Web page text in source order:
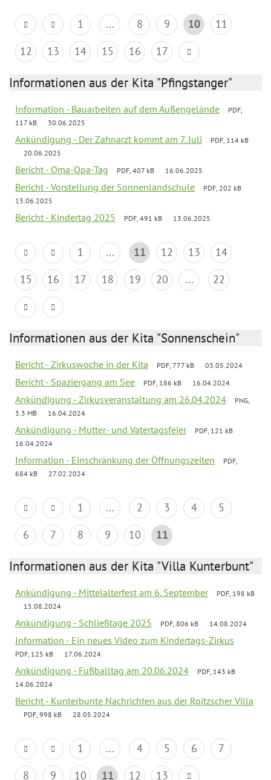
1 ... 8 9 10
11
12
13 14 15 16 17
Informationen aus der Kita "Pfingstanger"
Information - Bauarbeiten auf dem Außengelände
PDF,
117 kB
30.06.2025
Ankündigung - Der Zahnarzt kommt am 7. Juli
PDF, 114 kB
20.06.2025
Bericht - Oma-Opa-Tag PDF, 407 kB 16.06.2025
Bericht - Vorstellung der Sonnenlandschule
PDF, 202 kB
13.06.2025
Bericht - Kindertag 2025 PDF, 491 kB 13.06.2025
1 ... 11 12 13
14
15
16 17 18 19 20 ... 22
Informationen aus der Kita "Sonnenschein"
Bericht - Zirkuswoche in der Kita PDF, 777 kB 03.05.2024
Bericht - Spaziergang am See PDF, 186 kB 16.04.2024
Ankündigung - Zirkusveranstaltung am 26.04.2024
PNG,
3.3 MB
16.04.2024
Ankündigung - Mutter- und Vatertagsfeier
PDF, 121 kB
16.04.2024
Information - Einschränkung der Öffnungszeiten
PDF,
684 kB
27.02.2024
1 ... 2 3 4
5
6
7 8 9 10 11
Informationen aus der Kita "Villa Kunterbunt"
Ankündigung - Mittelalterfest am 6. September
PDF, 198 kB
15.08.2024
Ankündigung - Schließtage 2025 PDF, 806 kB 14.08.2024
Information - Ein neues Video zum Kindertags-Zirkus
PDF, 125 kB 17.06.2024
Ankündigung - Fußballtag am 20.06.2024
PDF, 143 kB
14.06.2024
Bericht - Kunterbunte Nachrichten aus der Roitzscher Villa
PDF, 998 kB 28.05.2024
1 ... 4 5 6
7
8
9 10 11 12 13